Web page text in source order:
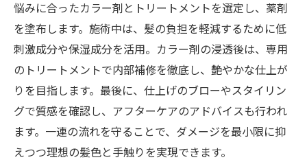
髪の悩み解消に役立つ髪質改善カラーの秘密
髪質改善カラーが悩み解消に効果的な理由
パサつきやうねりに強い髪質改善カラーと
は
髪質改善カラーで白髪やダメージにも対応
悩みに寄り添う髪質改善カラーの選び方
髪質改善カラーの効果を長持ちさせる秘訣
悩みに合ったカラー剤とトリートメントを選定し、薬剤
を塗布します。施術中は、髪の負担を軽減するために低
刺激成分や保湿成分を活用。カラー剤の浸透後は、専用
のトリートメントで内部補修を徹底し、艶やかな仕上が
りを目指します。最後に、仕上げのブローやスタイリン
グで質感を確認し、アフターケアのアドバイスも行われ
ます。一連の流れを守ることで、ダメージを最小限に抑
えつつ理想の髪色と手触りを実現できます。